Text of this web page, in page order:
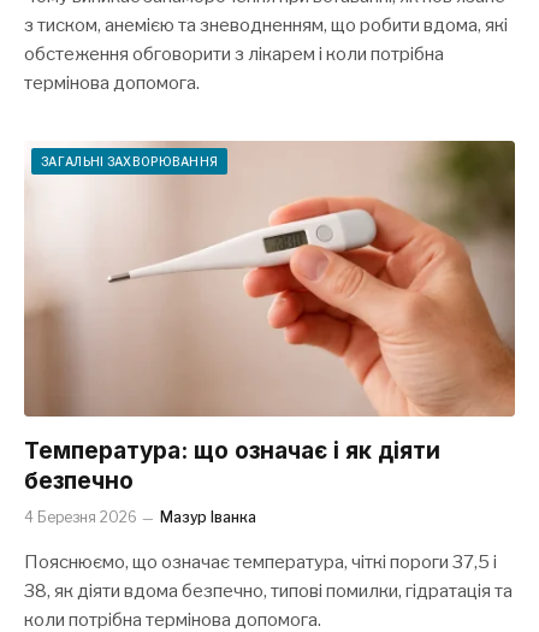
з тиском, анемією та зневодненням, що робити вдома, які
обстеження обговорити з лікарем і коли потрібна
термінова допомога.
ЗАГАЛЬНІ ЗАХВОРЮВАННЯ
Температура: що означає і як діяти
безпечно
4 Березня 2026 Мазур Іванка
Пояснюємо, що означає температура, чіткі пороги 37,5 і
38, як діяти вдома безпечно, типові помилки, гідратація та
коли потрібна термінова допомога.